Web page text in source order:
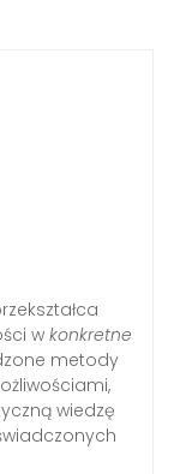
w konkretne
metody
wiedzę